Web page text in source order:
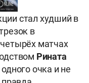
стал худший в
в
матчах
Рината
очка и не